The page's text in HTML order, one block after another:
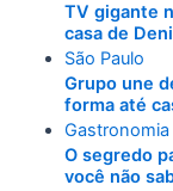
TV gigante
casa de
São Paulo
Grupo une
forma até
Gastronomia
O segredo
você não